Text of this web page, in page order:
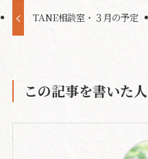
TANE相談室・３月の予定
この記事を書いた人